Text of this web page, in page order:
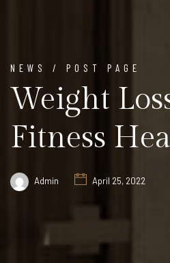
NEWS / POST PAGE
Weight
Fitness
Admin April 25, 2022